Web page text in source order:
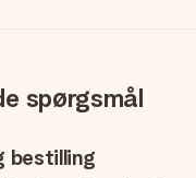
spørgsmål
bestilling